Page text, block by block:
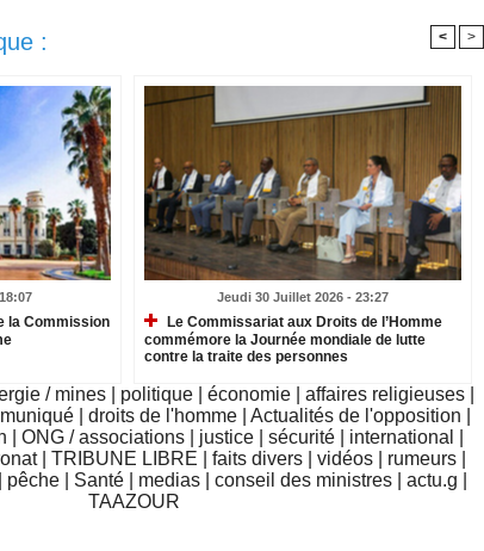
: < >
la Commission
Jeudi 30 Juillet 2026 - 23:27
Le Commissariat aux Droits de l’Homme
commémore la Journée mondiale de lutte
contre la traite des personnes
/ mines politique économie affaires religieuses
droits de l'homme Actualités de l'opposition
ONG / associations justice sécurité international
TRIBUNE LIBRE faits divers vidéos rumeurs
pêche Santé medias conseil des ministres actu.g
TAAZOUR